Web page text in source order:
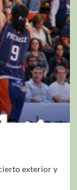
exterior y